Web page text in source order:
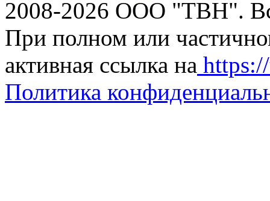
2008-2026 ООО "ТВН".
При полном или
активная ссылка на
Политика